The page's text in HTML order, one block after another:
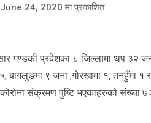
June 24, 2020 मा प्रकाशित
गण्डकी प्रदेशका ८ जिल्लामा थप ३२
बागलुङमा ९ जना ,गोरखामा १, तनहुँमा १
संक्रमण पुष्टि भएकाहरुको संख्या